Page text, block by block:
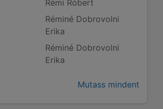
Rémi Róbert
Réminé Dobrovolni
Erika
Réminé Dobrovolni
Erika
Mutass mindent